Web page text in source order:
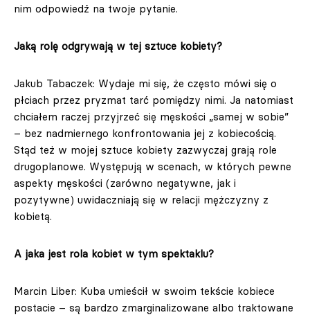
nim odpowiedź na twoje pytanie.
Jaką rolę odgrywają w tej sztuce kobiety?
Jakub Tabaczek: Wydaje mi się, że często mówi się o
płciach przez pryzmat tarć pomiędzy nimi. Ja natomiast
chciałem raczej przyjrzeć się męskości „samej w sobie”
– bez nadmiernego konfrontowania jej z kobiecością.
Stąd też w mojej sztuce kobiety zazwyczaj grają role
drugoplanowe. Występują w scenach, w których pewne
aspekty męskości (zarówno negatywne, jak i
pozytywne) uwidaczniają się w relacji mężczyzny z
kobietą.
A jaka jest rola kobiet w tym spektaklu?
Marcin Liber: Kuba umieścił w swoim tekście kobiece
postacie – są bardzo zmarginalizowane albo traktowane